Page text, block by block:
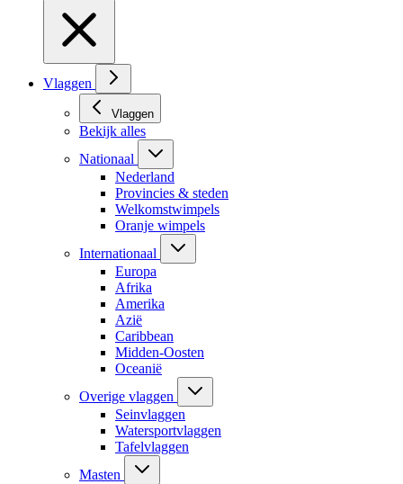
Vlaggen
Vlaggen
Bekijk alles
Nationaal
Nederland
Provincies & steden
Welkomstwimpels
Oranje wimpels
Internationaal
Europa
Afrika
Amerika
Azië
Caribbean
Midden-Oosten
Oceanië
Overige vlaggen
Seinvlaggen
Watersportvlaggen
Tafelvlaggen
Masten